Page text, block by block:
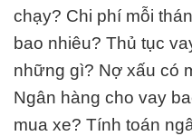
chạy? Chi phí mỗi
bao nhiêu? Thủ tục
những gì? Nợ xấu có
Ngân hàng cho vay
mua xe? Tính toán